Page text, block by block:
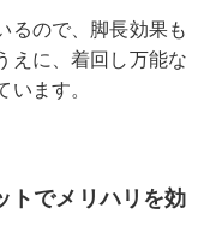
るので、脚長効果も
えに、着回し万能な
ます。
でメリハリを効